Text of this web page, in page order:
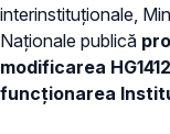
interinstituționale,
Naţionale publică
modificarea
funcționarea